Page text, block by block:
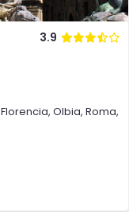
3.9
Florencia, Olbia, Roma,